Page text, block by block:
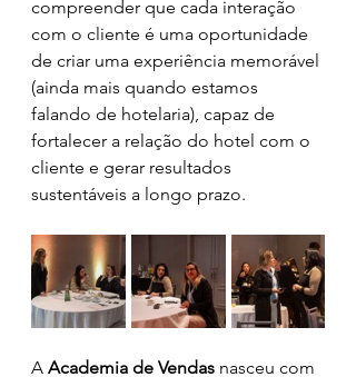
compreender que cada interação
com o cliente é uma oportunidade
de criar uma experiência memorável
(ainda mais quando estamos
falando de hotelaria), capaz de
fortalecer a relação do hotel com o
cliente e gerar resultados
sustentáveis a longo prazo.
A Academia de Vendas nasceu com